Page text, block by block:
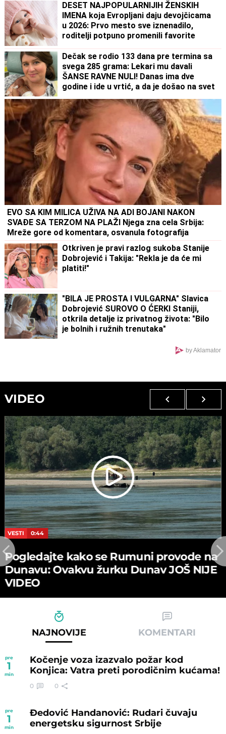
DESET NAJPOPULARNIJIH ŽENSKIH
IMENA koja Evropljani daju devojčicama
u 2026: Prvo mesto sve iznenadilo,
roditelji potpuno promenili favorite
Dečak se rodio 133 dana pre termina sa
svega 285 grama: Lekari mu davali
ŠANSE RAVNE NULI! Danas ima dve
godine i ide u vrtić, a da je došao na svet
lošiji scenario
EVO SA KIM MILICA UŽIVA NA ADI BOJANI NAKON
SVAĐE SA TERZOM NA PLAŽI Njega zna cela Srbija:
Mreže gore od komentara, osvanula fotografija
Otkriven je pravi razlog sukoba Stanije
Dobrojević i Takija: "Rekla je da će mi
platiti!"
"BILA JE PROSTA I VULGARNA" Slavica
Dobrojević SUROVO O ĆERKI Staniji,
otkrila detalje iz privatnog života: "Bilo
je bolnih i ružnih trenutaka"
by Aklamator
VIDEO
VESTI 0:44
Pogledajte kako se Rumuni provode na
Dunavu: Ovakvu žurku Dunav JOŠ NIJE
VIDEO
NAJNOVIJE KOMENTARI
pre
1
min
Kočenje voza izazvalo požar kod
Konjica: Vatra preti porodičnim kućama!
0 0
pre
1
min
Đedović Handanović: Rudari čuvaju
energetsku sigurnost Srbije